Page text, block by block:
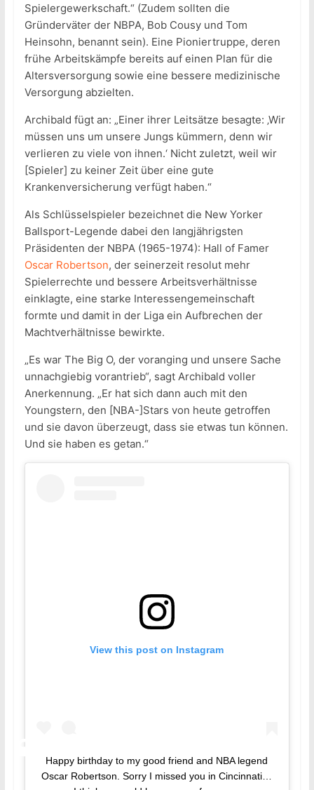
Spielergewerkschaft.“ (Zudem sollten die
Gründerväter der NBPA, Bob Cousy und Tom
Heinsohn, benannt sein). Eine Pioniertruppe, deren
frühe Arbeitskämpfe bereits auf einen Plan für die
Altersversorgung sowie eine bessere medizinische
Versorgung abzielten.
Archibald fügt an: „Einer ihrer Leitsätze besagte: ‚Wir
müssen uns um unsere Jungs kümmern, denn wir
verlieren zu viele von ihnen.‘ Nicht zuletzt, weil wir
[Spieler] zu keiner Zeit über eine gute
Krankenversicherung verfügt haben.“
Als Schlüsselspieler bezeichnet die New Yorker
Ballsport-Legende dabei den langjährigsten
Präsidenten der NBPA (1965-1974): Hall of Famer
Oscar Robertson, der seinerzeit resolut mehr
Spielerrechte und bessere Arbeitsverhältnisse
einklagte, eine starke Interessengemeinschaft
formte und damit in der Liga ein Aufbrechen der
Machtverhältnisse bewirkte.
„Es war The Big O, der voranging und unsere Sache
unnachgiebig vorantrieb“, sagt Archibald voller
Anerkennung. „Er hat sich dann auch mit den
Youngstern, den [NBA-]Stars von heute getroffen
und sie davon überzeugt, dass sie etwas tun können.
Und sie haben es getan.“
View this post on Instagram
Happy birthday to my good friend and NBA legend
Oscar Robertson. Sorry I missed you in Cincinnati…